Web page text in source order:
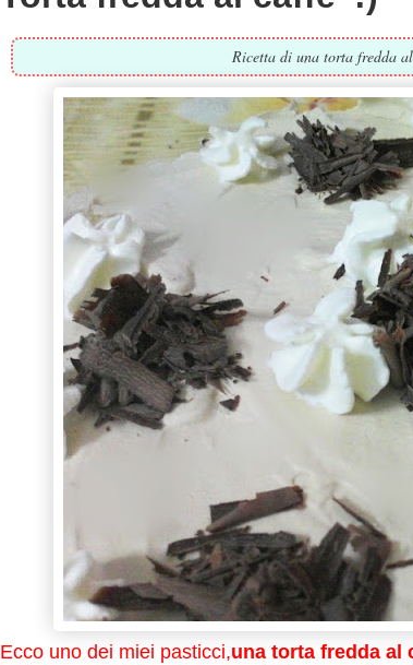
Ricetta di una torta fredda
Ecco uno dei miei pasticci,una torta fredda al